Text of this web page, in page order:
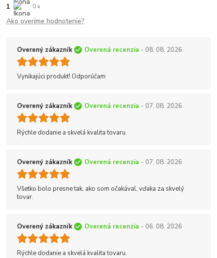
1 0 x
Ako overíme hodnotenie?
Overený zákazník Overená recenzia - 08. 08. 2026
Vynikajúci produkt! Odporúčam
Overený zákazník Overená recenzia - 07. 08. 2026
Rýchle dodanie a skvelá kvalita tovaru.
Overený zákazník Overená recenzia - 07. 08. 2026
Všetko bolo presne tak, ako som očakával, vďaka za skvelý
tovar.
Overený zákazník Overená recenzia - 06. 08. 2026
Rýchle dodanie a skvelá kvalita tovaru.